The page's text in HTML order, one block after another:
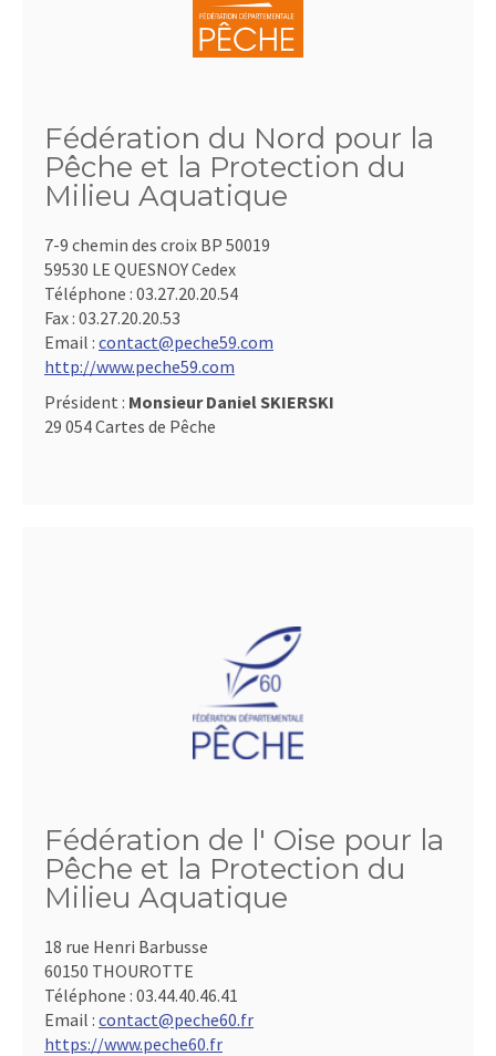
Fédération du Nord pour la
Pêche et la Protection du
Milieu Aquatique
7-9 chemin des croix BP 50019
59530 LE QUESNOY Cedex
Téléphone : 03.27.20.20.54
Fax : 03.27.20.20.53
Email : contact@peche59.com
http://www.peche59.com
Président : Monsieur Daniel SKIERSKI
29 054 Cartes de Pêche
Fédération de l' Oise pour la
Pêche et la Protection du
Milieu Aquatique
18 rue Henri Barbusse
60150 THOUROTTE
Téléphone : 03.44.40.46.41
Email : contact@peche60.fr
https://www.peche60.fr